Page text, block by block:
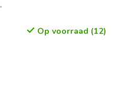
Op voorraad (12)